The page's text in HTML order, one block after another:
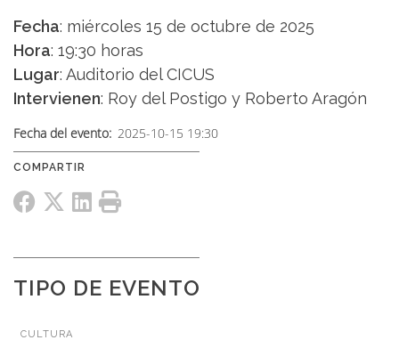
Fecha: miércoles 15 de octubre de 2025
Hora: 19:30 horas
Lugar: Auditorio del CICUS
Intervienen: Roy del Postigo y Roberto Aragón
Fecha del evento 2025-10-15 19:30
TIPO DE EVENTO
CULTURA